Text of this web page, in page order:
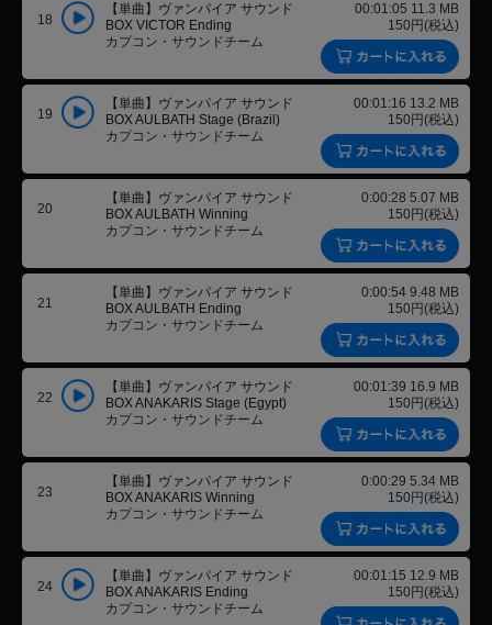
18
【単曲】ヴァンパイア サウンド
BOX VICTOR Ending
カプコン・サウンドチーム
00:01:05 11.3 MB
150円(税込)
19
【単曲】ヴァンパイア サウンド
BOX AULBATH Stage (Brazil)
カプコン・サウンドチーム
00:01:16 13.2 MB
150円(税込)
20
【単曲】ヴァンパイア サウンド
BOX AULBATH Winning
カプコン・サウンドチーム
0:00:28 5.07 MB
150円(税込)
21
【単曲】ヴァンパイア サウンド
BOX AULBATH Ending
カプコン・サウンドチーム
0:00:54 9.48 MB
150円(税込)
22
【単曲】ヴァンパイア サウンド
BOX ANAKARIS Stage (Egypt)
カプコン・サウンドチーム
00:01:39 16.9 MB
150円(税込)
23
【単曲】ヴァンパイア サウンド
BOX ANAKARIS Winning
カプコン・サウンドチーム
0:00:29 5.34 MB
150円(税込)
24
【単曲】ヴァンパイア サウンド
BOX ANAKARIS Ending
カプコン・サウンドチーム
00:01:15 12.9 MB
150円(税込)